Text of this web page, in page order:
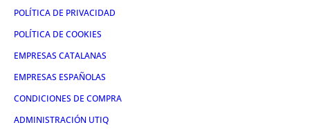
POLÍTICA DE PRIVACIDAD
POLÍTICA DE COOKIES
EMPRESAS CATALANAS
EMPRESAS ESPAÑOLAS
CONDICIONES DE COMPRA
ADMINISTRACIÓN UTIQ